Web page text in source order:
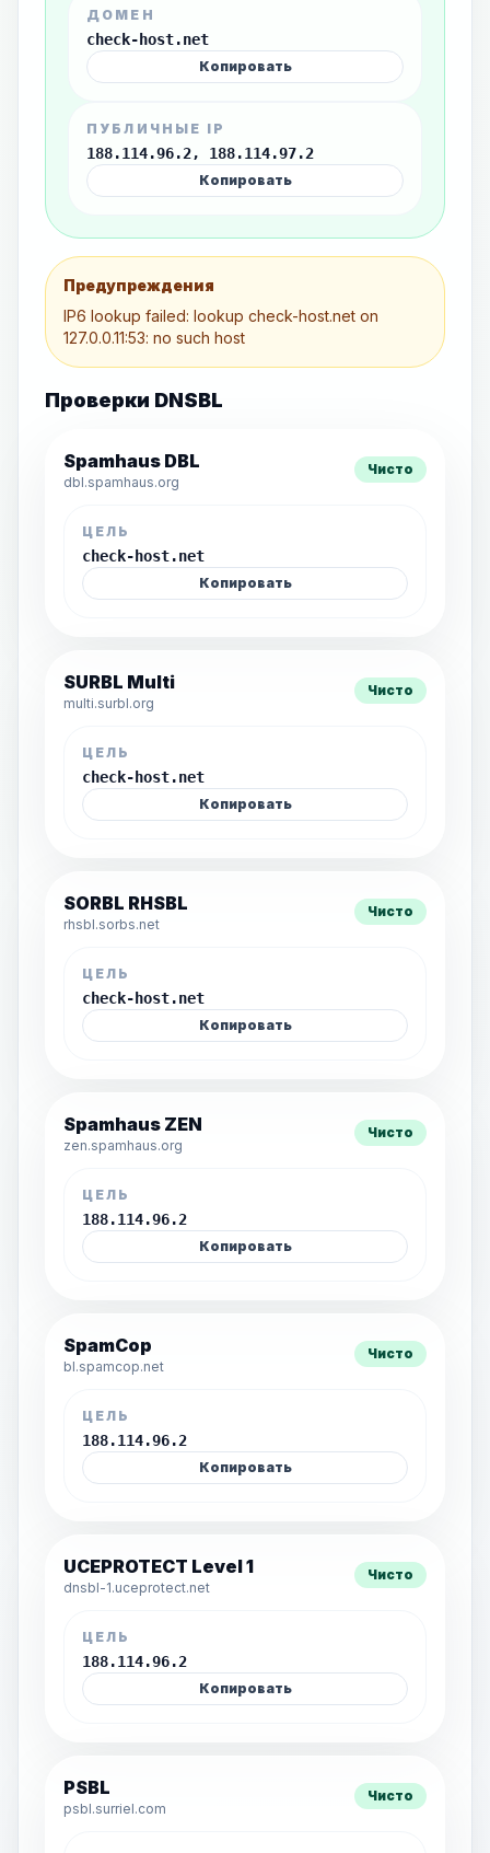
ДОМЕН
check-host.net
Копировать
ПУБЛИЧНЫЕ IP
188.114.96.2, 188.114.97.2
Копировать
Предупреждения
IP6 lookup failed: lookup check-host.net on
127.0.0.11:53: no such host
Проверки DNSBL
Spamhaus DBL
dbl.spamhaus.org
Чисто
ЦЕЛЬ
check-host.net
Копировать
SURBL Multi
multi.surbl.org
Чисто
ЦЕЛЬ
check-host.net
Копировать
SORBL RHSBL
rhsbl.sorbs.net
Чисто
ЦЕЛЬ
check-host.net
Копировать
Spamhaus ZEN
zen.spamhaus.org
Чисто
ЦЕЛЬ
188.114.96.2
Копировать
SpamCop
bl.spamcop.net
Чисто
ЦЕЛЬ
188.114.96.2
Копировать
UCEPROTECT Level 1
dnsbl-1.uceprotect.net
Чисто
ЦЕЛЬ
188.114.96.2
Копировать
PSBL
psbl.surriel.com
Чисто